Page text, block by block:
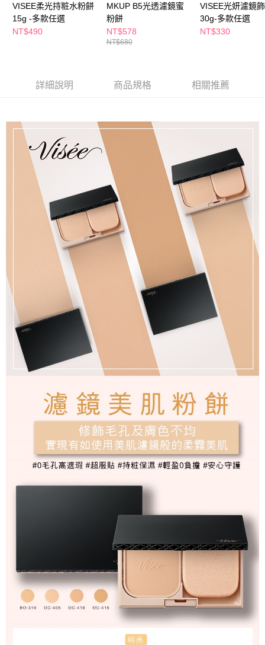
權轉讓予恩沛科技股份有限公司。
２．關於個人資料處理事宜，請瀏覽以下網址：
https://aftee.tw/terms/#terms3
３．未成年的使用者請事先徵得法定代理人或監護人之同意方可使用
時審查核予不同之上限額度；若仍有額度不足之情形，本公司將視審查結果
請求用戶進行身份認證。
付款後7-11取貨
每筆NT$65，滿NT$490(含以上)免運費
付款後寶雅門市自取(由倉庫統一出貨)
VISEE柔光持粧水粉餅
15g -多款任選
NT$490
MKUP B5光透濾鏡蜜
粉餅
NT$578
NT$680
VISEE光妍濾鏡
30g-多款任選
NT$330
詳細說明 商品規格 相關推薦